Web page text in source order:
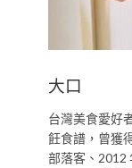
大口
台灣美食愛好
飪食譜，曾獲
部落客、2012